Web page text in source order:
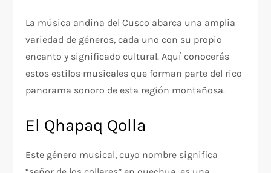
La música andina del Cusco abarca una amplia
variedad de géneros, cada uno con su propio
encanto y significado cultural. Aquí conocerás
estos estilos musicales que forman parte del rico
panorama sonoro de esta región montañosa.
El Qhapaq Qolla
Este género musical, cuyo nombre significa